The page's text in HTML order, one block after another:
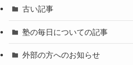
古い記事
塾の毎日についての記事
外部の方へのお知らせ